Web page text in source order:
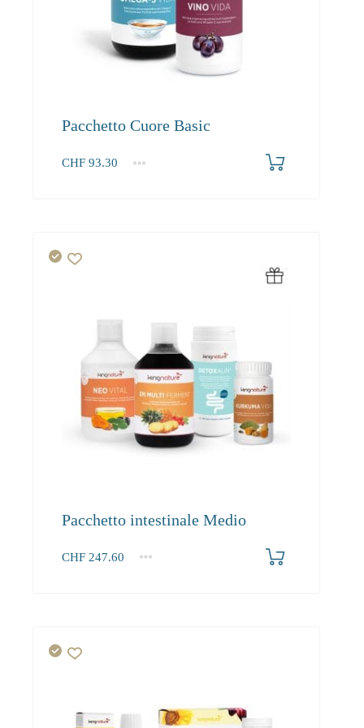
Pacchetto Cuore Basic
CHF 93.30
1+
Pacchetto intestinale Medio
CHF 247.60
1+